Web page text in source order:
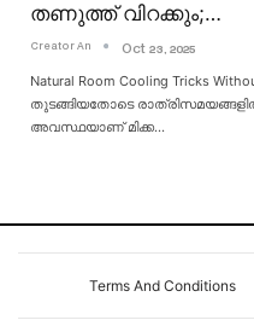
തണുത്ത് വിറക്കും;…
Creator An Oct 23, 2025
Natural Room Cooling Tricks
തുടങ്ങിയതോടെ
അവസ്ഥയാണ് മിക്ക…
Terms And Conditions